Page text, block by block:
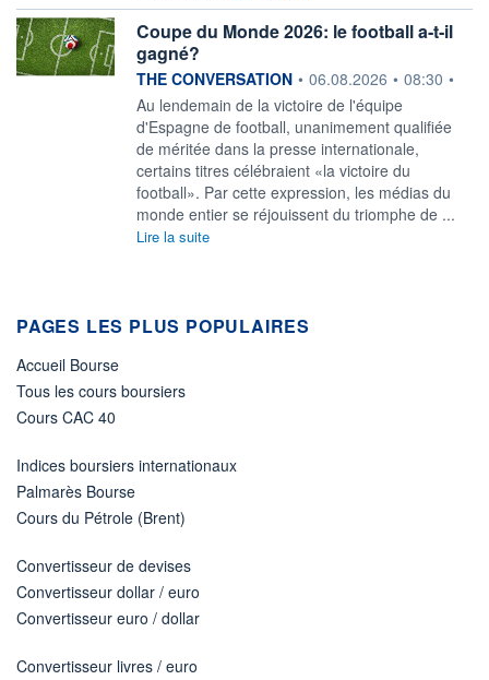
Coupe du Monde 2026: le football a‑t‑il
gagné?
information fournie par
THE CONVERSATION • 06.08.2026 • 08:30 •
Au lendemain de la victoire de l'équipe
d'Espagne de football, unanimement qualifiée
de méritée dans la presse internationale,
certains titres célébraient «la victoire du
football». Par cette expression, les médias du
monde entier se réjouissent du triomphe de ...
Lire la suite
PAGES LES PLUS POPULAIRES
Accueil Bourse
Tous les cours boursiers
Cours CAC 40
Indices boursiers internationaux
Palmarès Bourse
Cours du Pétrole (Brent)
Convertisseur de devises
Convertisseur dollar / euro
Convertisseur euro / dollar
Convertisseur livres / euro